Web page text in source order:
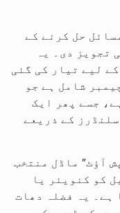
حل کرنے کے
تجویز دی۔ یہ
لیے تیار کی گئی
شامل ہے جو
جسے پھر ایک
کے ذریعے
آؤٹ” ماڈل منتخب
کو کنویئر یا
ہے۔ یہ فضلہ دھات